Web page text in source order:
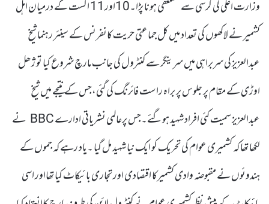
وزارت اعلی کی کرسی سے مستعفی ہونا پڑا۔10اور11 اگست کے درمیان اہل
کشمیر نے لاکھوں کی تعداد میں کل جماعتی حریت کانفرنس کے سینئر رہنما شیخ
عبدالعزیز کی سربراہی میں سرینگر سے کنٹرول کی جانب مارچ شروع کیا تو ژھل
اوڑی کے مقام پر جلوس پر براہ راست فائرنگ کی گئی،جس کے نتیجے میں شیخ
عبدالعزیز سمیت کئی افراد شہید ہوگئے۔جس پرعالمی نشریاتی ادارے BBC نے
لکھا تھا کہ کشمیری عوام کی تحریک کو ایک نیا شہید مل گیا ۔یاد رہے کہ جموں کے
ہندوئوں نے مقبوضہ وادی کشمیرکا اقتصادی اور تجاری بائیکاٹ کیا تھااور اسی